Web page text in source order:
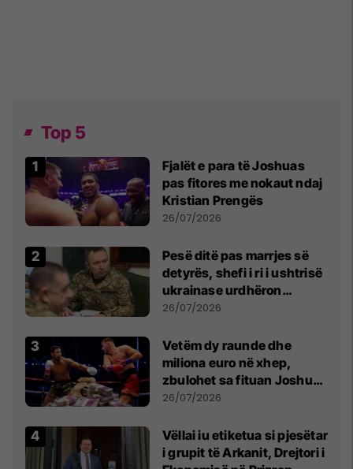
Top 5
Fjalët e para të Joshuas
pas fitores me nokaut ndaj
Kristian Prengës
26/07/2026
Pesë ditë pas marrjes së
detyrës, shefi i ri i ushtrisë
ukrainase urdhëron
kontroll të madh
26/07/2026
Vetëm dy raunde dhe
miliona euro në xhep,
zbulohet sa fituan Joshua
e Prenga
26/07/2026
Vëllai iu etiketua si pjesëtar
i grupit të Arkanit, Drejtori i